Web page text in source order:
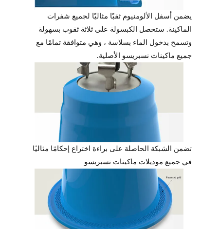
يضمن أسفل الألومنيوم ثقبًا مثاليًا لجميع شفرات
الماكينة. ستحصل الكبسولة على ثلاثة ثقوب بسهولة
وتسمح بدخول الماء بسلاسة ، وهي متوافقة تمامًا مع
جميع ماكينات نسبريسو الأصلية.
تضمن الشبكة الحاصلة على براءة اختراع إحكامًا مثاليًا
في جميع موديلات ماكينات نسبريسو